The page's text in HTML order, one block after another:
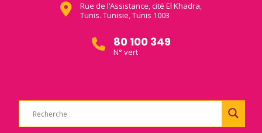
Rue de l’Assistance, cité El Khadra,
Tunis. Tunisie, Tunis 1003
80 100 349
N° vert